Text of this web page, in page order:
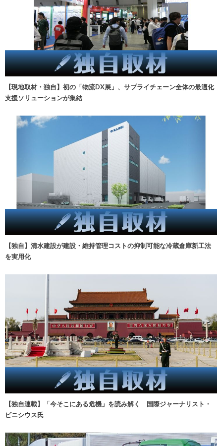
【現地取材・独自】初の「物流DX展」、サプライチェーン全体の最適化
支援ソリューションが集結
【独自】清水建設が建設・維持管理コストの抑制可能な冷蔵倉庫新工法
を実用化
【独自連載】「今そこにある危機」を読み解く 国際ジャーナリスト・
ビニシウス氏